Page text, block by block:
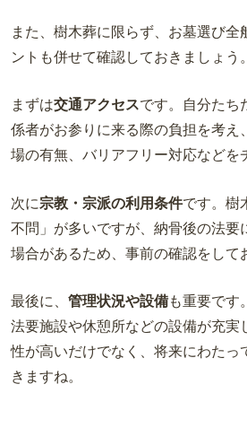
また、樹木葬に限らず、お墓選び全
ントも併せて確認しておきましょう。
まずは交通アクセスです。自分たち
係者がお参りに来る際の負担を考え
場の有無、バリアフリー対応などを
次に宗教・宗派の利用条件です。樹
不問」が多いですが、納骨後の法要
場合があるため、事前の確認をして
最後に、 管理状況や設備も重要です
法要施設や休憩所などの設備が充実
性が高いだけでなく、将来にわたっ
きますね。